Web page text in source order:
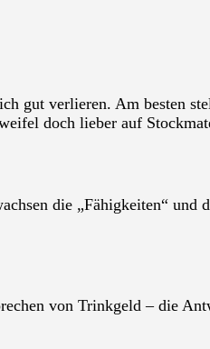
gut verlieren. Am besten
doch lieber auf
die „Fähigkeiten“
von Trinkgeld – die